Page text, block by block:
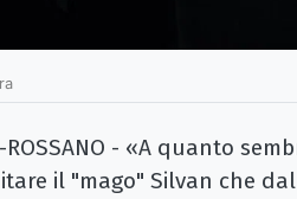
ROSSANO - «A quanto
il "mago" Silvan che